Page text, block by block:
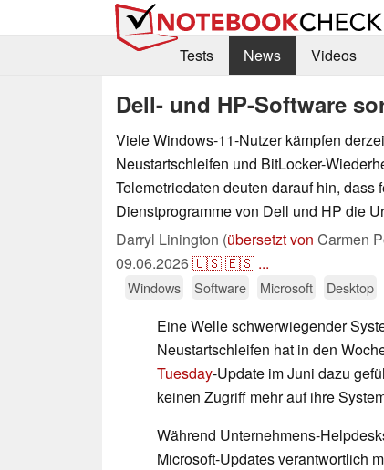
Tests
News Videos
Dell- und HP-Software
Viele Windows-11-Nutzer kämpfen
Neustartschleifen und BitLocker-
Telemetriedaten deuten darauf hin, dass
Dienstprogramme von Dell und HP die
Darryl Linington (übersetzt von Carmen
09.06.2026🇺🇸🇪🇸 ...
Windows Software Microsoft Desktop
Eine Welle schwerwiegender
Neustartschleifen hat in den
Tuesday-Update im Juni dazu
keinen Zugriff mehr auf ihre
Während Unternehmens-
Microsoft-Updates verantwortlich